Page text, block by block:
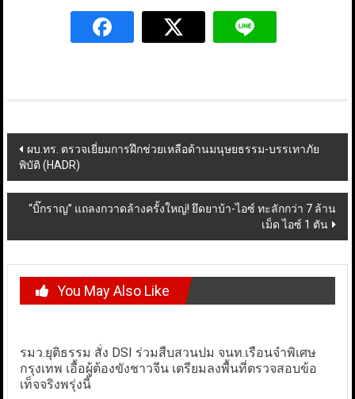
Post
navigation
ผบ.ทร. ตรวจเยี่ยมการฝึกช่วยเหลือด้านมนุษยธรรม-บรรเทาภัย
พิบัติ (HADR)
“บิ๊กราญ” แถลงกวาดล้างครั้งใหญ่! ยึดยาบ้า-ไอซ์ ทะลักกว่า 7 ล้าน
เม็ด ไอซ์ 1 ตัน
You May Also Like
รมว.ยุติธรรม สั่ง DSI ร่วมสืบสวนปม จนท.เรือนจำพิเศษ
กรุงเทพ เอื้อผู้ต้องขังชาวจีน เตรียมลงพื้นที่ตรวจสอบข้อ
เท็จจริงพรุ่งนี้